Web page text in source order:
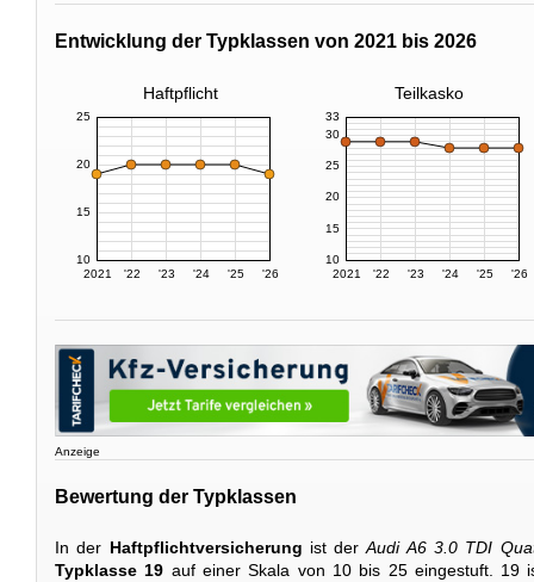
Entwicklung der Typklassen von 2021 bis 2026
Haftpflicht Teilkasko
2021 '22 '23 '24 '25 '26
10
15
20
25
2021 '22 '23 '24 '25 '26
10
15
20
25
30
33
Anzeige
Bewertung der Typklassen
In der Haftpflichtversicherung ist derAudi A6 3.0 TDI
Typklasse 19 auf einer Skala von 10 bis 25 eingestuft. 19